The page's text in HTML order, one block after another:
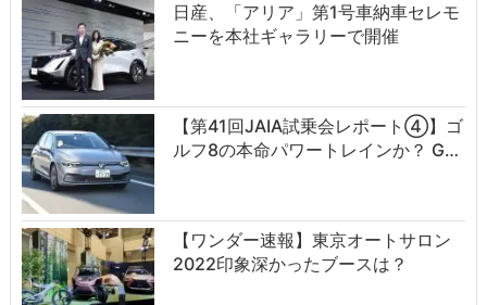
日産、「アリア」第1号車納車セレモ
ニーを本社ギャラリーで開催
【第41回JAIA試乗会レポート④】ゴ
ルフ8の本命パワートレインか？ G…
【ワンダー速報】東京オートサロン
2022印象深かったブースは？